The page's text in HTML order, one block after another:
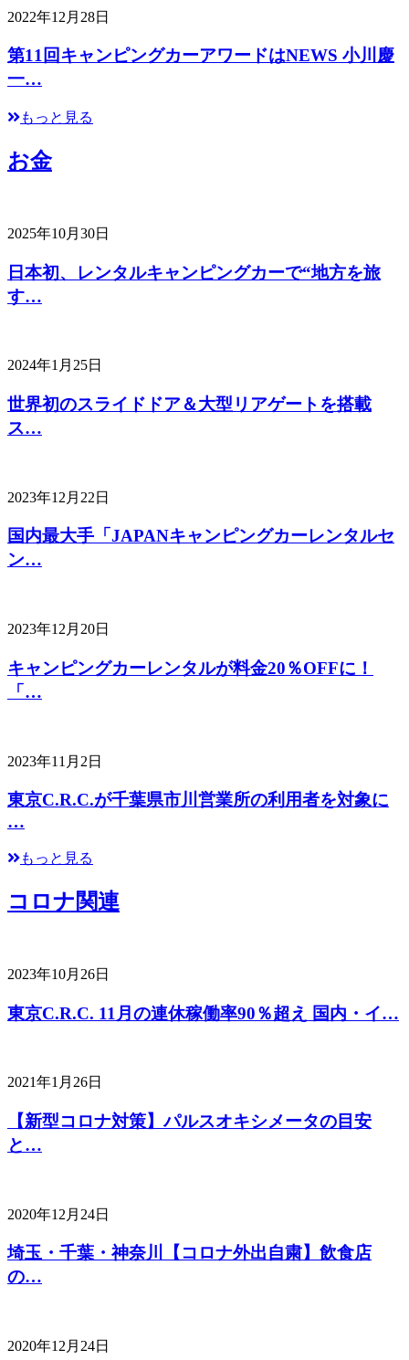
2022年12月28日
第11回キャンピングカーアワードはNEWS 小川慶
一…
もっと見る
お金
2025年10月30日
日本初、レンタルキャンピングカーで“地方を旅
す…
2024年1月25日
世界初のスライドドア＆大型リアゲートを搭載
ス…
2023年12月22日
国内最大手「JAPANキャンピングカーレンタルセ
ン…
2023年12月20日
キャンピングカーレンタルが料金20％OFFに！
「…
2023年11月2日
東京C.R.C.が千葉県市川営業所の利用者を対象に
…
もっと見る
コロナ関連
2023年10月26日
東京C.R.C. 11月の連休稼働率90％超え 国内・イ…
2021年1月26日
【新型コロナ対策】パルスオキシメータの目安
と…
2020年12月24日
埼玉・千葉・神奈川【コロナ外出自粛】飲食店
の…
2020年12月24日